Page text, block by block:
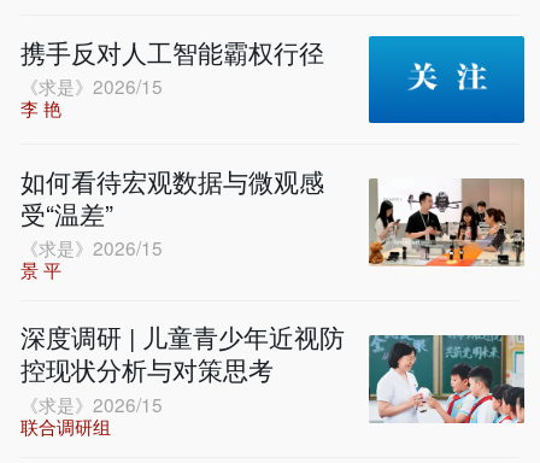
携手反对人工智能霸权行径
《求是》2026/15
李 艳
如何看待宏观数据与微观感
受“温差”
《求是》2026/15
景 平
深度调研 | 儿童青少年近视防
控现状分析与对策思考
《求是》2026/15
联合调研组